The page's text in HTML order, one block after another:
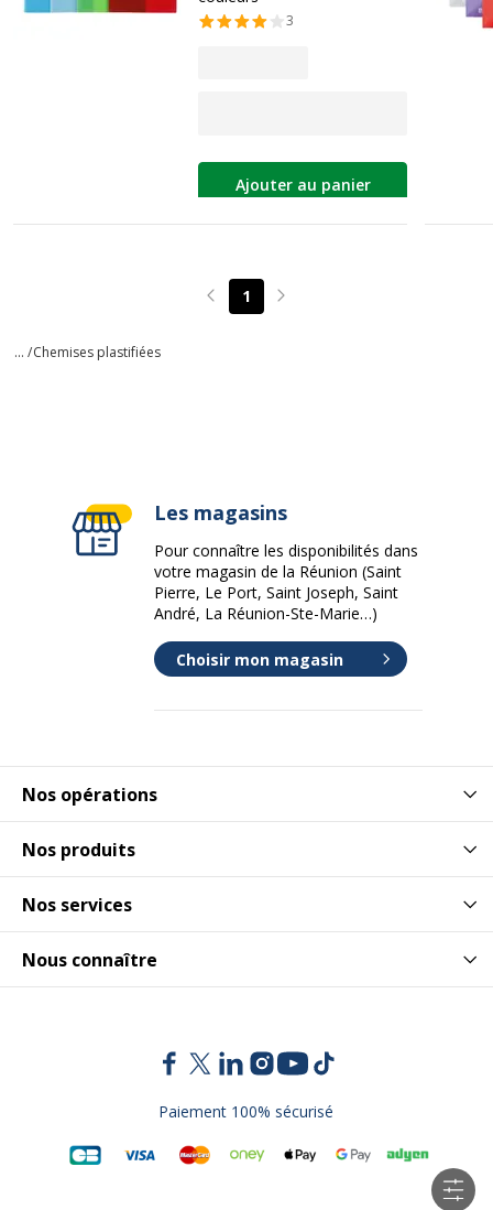
3
Ajouter au panier
Page précédente
1 Page suivante
... /Chemises plastifiées
Nos opérations
Nos produits
Nos services
Nous connaître
Les magasins
Pour connaître les disponibilités dans
votre magasin de la Réunion (Saint
Pierre, Le Port, Saint Joseph, Saint
André, La Réunion-Ste-Marie…)
Choisir mon magasin
Paiement 100% sécurisé